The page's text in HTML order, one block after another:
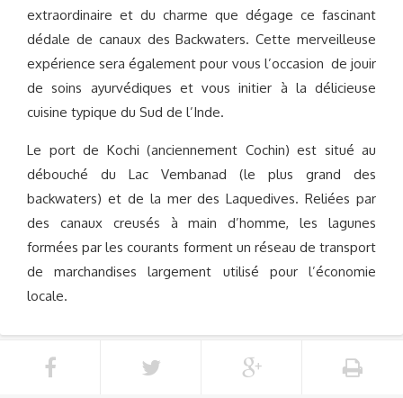
extraordinaire et du charme que dégage ce fascinant
dédale de canaux des Backwaters. Cette merveilleuse
expérience sera également pour vous l’occasion de jouir
de soins ayurvédiques et vous initier à la délicieuse
cuisine typique du Sud de l’Inde.
Le port de Kochi (anciennement Cochin) est situé au
débouché du Lac Vembanad (le plus grand des
backwaters) et de la mer des Laquedives. Reliées par
des canaux creusés à main d’homme, les lagunes
formées par les courants forment un réseau de transport
de marchandises largement utilisé pour l’économie
locale.